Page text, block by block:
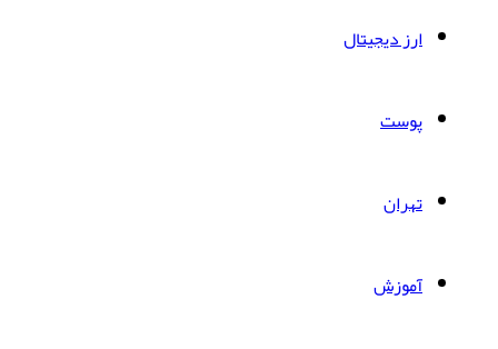
ارز دیجیتال
پوست
تهران
آموزش